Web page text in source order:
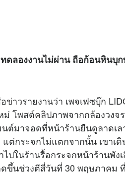
ดลองงานไม่ผ่าน ถือก้อนหินบุ
ข่าวรายงานว่า เพจเฟซบุ๊ก
ม่ โพสต์คลิปภาพจากกล้องวงจ
ต์มาจอดที่หน้าร้านยืนดูลาดเ
แต่กระจกไม่แตกจากนั้น เขาเ
ไปในร้านรื้อกระจกหน้าร้านพั
ขึ้นช่วงตีสี่วันที่ 30 พฤษภาคม